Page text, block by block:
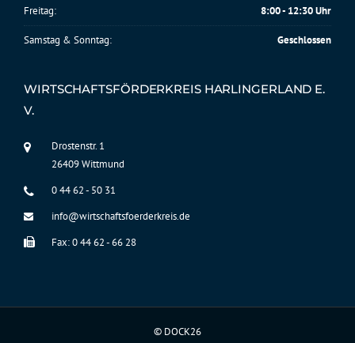
Freitag: 8:00 - 12:30 Uhr
Samstag & Sonntag: Geschlossen
WIRTSCHAFTSFÖRDERKREIS HARLINGERLAND E.
V.
Drostenstr. 1
26409 Wittmund
0 44 62 - 50 31
info@wirtschaftsfoerderkreis.de
Fax: 0 44 62 - 66 28
© DOCK26